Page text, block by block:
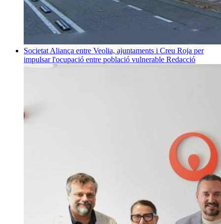
Societat Aliança entre Veolia, ajuntaments i Creu Roja per
impulsar l'ocupació entre població vulnerable Redacció